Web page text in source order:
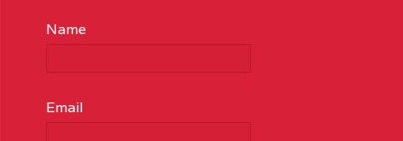
Name
Email